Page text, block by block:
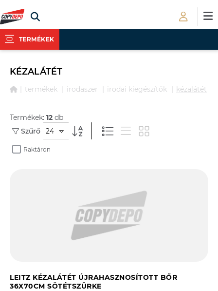
TERMÉKEK
KÉZALÁTÉT
termékek irodaszer irodai kiegészítők kézalátét
Termékek: 12 db
Szűrő
Raktáron
24
LEITZ KÉZALÁTÉT ÚJRAHASZNOSÍTOTT BŐR
36X70CM SÖTÉTSZÜRKE